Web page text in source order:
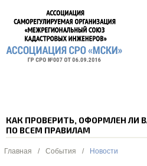
КАК ПРОВЕРИТЬ, ОФОРМЛЕН ЛИ
ПО ВСЕМ ПРАВИЛАМ
Главная / События / Новости